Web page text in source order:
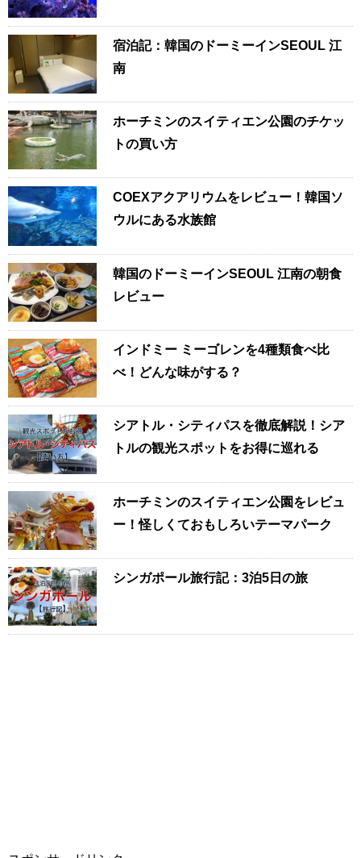
宿泊記：韓国のドーミーインSEOUL 江
南
ホーチミンのスイティエン公園のチケッ
トの買い方
COEXアクアリウムをレビュー！韓国ソ
ウルにある水族館
韓国のドーミーインSEOUL 江南の朝食
レビュー
インドミー ミーゴレンを4種類食べ比
べ！どんな味がする？
シアトル・シティパスを徹底解説！シア
トルの観光スポットをお得に巡れる
ホーチミンのスイティエン公園をレビュ
ー！怪しくておもしろいテーマパーク
シンガポール旅行記：3泊5日の旅